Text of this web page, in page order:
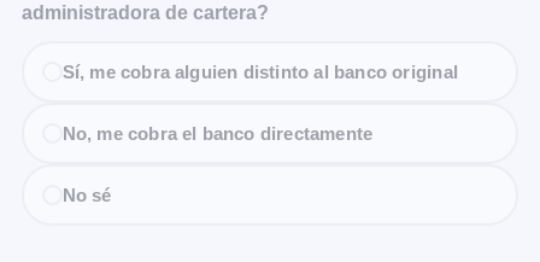
administradora de cartera?
Sí, me cobra alguien distinto al banco original
No, me cobra el banco directamente
No sé